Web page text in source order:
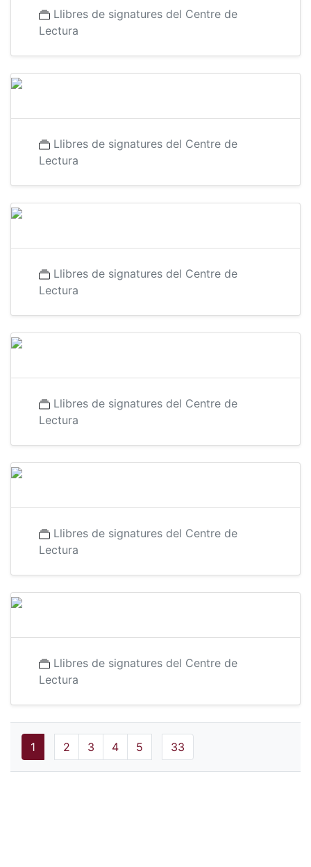
Llibres de signatures del Centre de
Lectura
Llibres de signatures del Centre de
Lectura
Llibres de signatures del Centre de
Lectura
Llibres de signatures del Centre de
Lectura
Llibres de signatures del Centre de
Lectura
Llibres de signatures del Centre de
Lectura
1 2 3 4 5 33